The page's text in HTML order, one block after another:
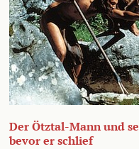
Der Ötztal-Mann und
bevor er schlief